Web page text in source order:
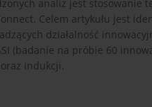
analiz jest
Celem artykułu jest
działalność
(badanie na próbie 60
indukcji.